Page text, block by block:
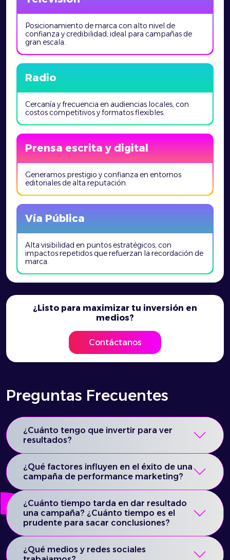
Posicionamiento de marca con alto nivel de
confianza y credibilidad, ideal para campañas de
gran escala.
Radio
Cercanía y frecuencia en audiencias locales, con
costos competitivos y formatos flexibles.
Prensa escrita y digital
Generamos prestigio y confianza en entornos
editoriales de alta reputación.
Vía Pública
Alta visibilidad en puntos estratégicos, con
impactos repetidos que refuerzan la recordación de
marca.
¿Listo para maximizar tu inversión en
medios?
Contáctanos
Preguntas Frecuentes
¿Cuánto tengo que invertir para ver
resultados?
¿Qué factores influyen en el éxito de una
campaña de performance marketing?
¿Cuánto tiempo tarda en dar resultado
una campaña? ¿Cuánto tiempo es el
prudente para sacar conclusiones?
¿Qué medios y redes sociales